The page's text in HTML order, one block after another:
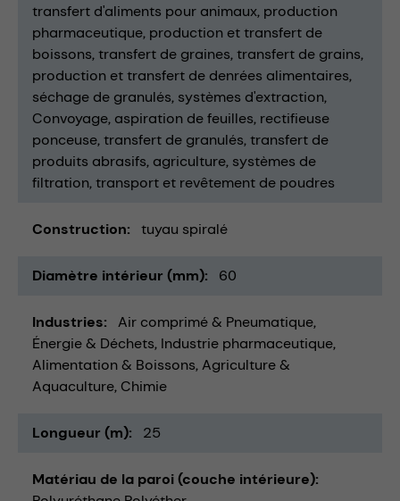
transfert d'aliments pour animaux production
pharmaceutique production et transfert de
boissons transfert de graines transfert de grains
production et transfert de denrées alimentaires
séchage de granulés systèmes d'extraction
Convoyage aspiration de feuilles rectifieuse
ponceuse transfert de granulés transfert de
produits abrasifs agriculture systèmes de
filtration transport et revêtement de poudres
Construction tuyau spiralé
Diamètre intérieur (mm) 60
Industries
Air comprimé & Pneumatique
Énergie & Déchets Industrie pharmaceutique
Alimentation & Boissons Agriculture &
Aquaculture Chimie
Longueur (m) 25
Matériau de la paroi (couche intérieure)